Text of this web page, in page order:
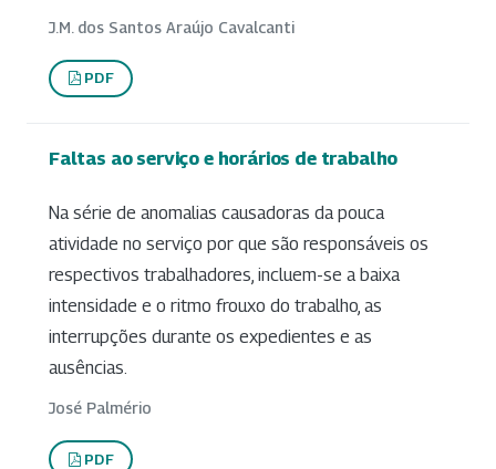
J.M. dos Santos Araújo Cavalcanti
PDF
Faltas ao serviço e horários de trabalho
Na série de anomalias causadoras da pouca
atividade no serviço por que são responsáveis os
respectivos trabalhadores, incluem-se a baixa
intensidade e o ritmo frouxo do trabalho, as
interrupções durante os expedientes e as
ausências.
José Palmério
PDF